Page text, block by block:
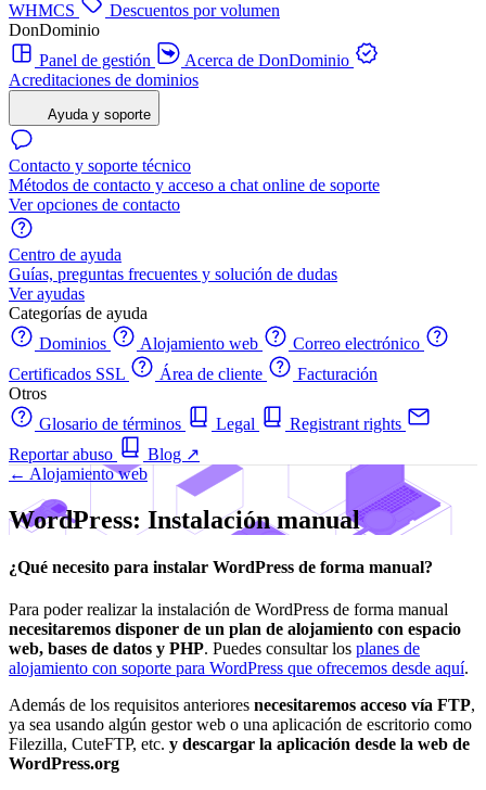
WHMCS
Descuentos por volumen
DonDominio
Panel de gestión
Acerca de DonDominio
Acreditaciones de dominios
Ayuda y soporte
Contacto y soporte técnico
Métodos de contacto y acceso a chat online de soporte
Ver opciones de contacto
Centro de ayuda
Guías, preguntas frecuentes y solución de dudas
Ver ayudas
Categorías de ayuda
Dominios
Alojamiento web
Correo electrónico
Certificados SSL
Área de cliente
Facturación
Otros
Glosario de términos
Legal
Registrant rights
Reportar abuso
Blog ↗
← Alojamiento web
WordPress: Instalación manual
¿Qué necesito para instalar WordPress de forma manual?
Para poder realizar la instalación de WordPress de forma manual
necesitaremos disponer de un plan de alojamiento con espacio
web, bases de datos y PHP. Puedes consultar los planes de
alojamiento con soporte para WordPress que ofrecemos desde aquí.
Además de los requisitos anteriores necesitaremos acceso vía FTP,
ya sea usando algún gestor web o una aplicación de escritorio como
Filezilla, CuteFTP, etc. y descargar la aplicación desde la web de
WordPress.org